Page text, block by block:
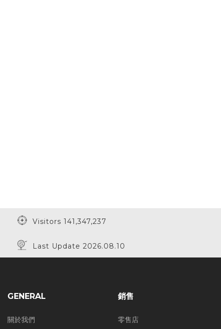
Visitors 141,347,237
Last Update 2026.08.10
GENERAL
關於我們
銷售
零售店